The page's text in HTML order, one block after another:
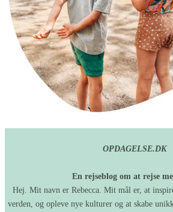
OPDAGELSE.DK
En rejseblog om at rejse
Hej. Mit navn er Rebecca. Mit mål er, at
verden, og opleve nye kulturer og at skabe